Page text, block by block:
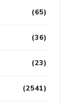
(65)
(36)
(23)
(2541)